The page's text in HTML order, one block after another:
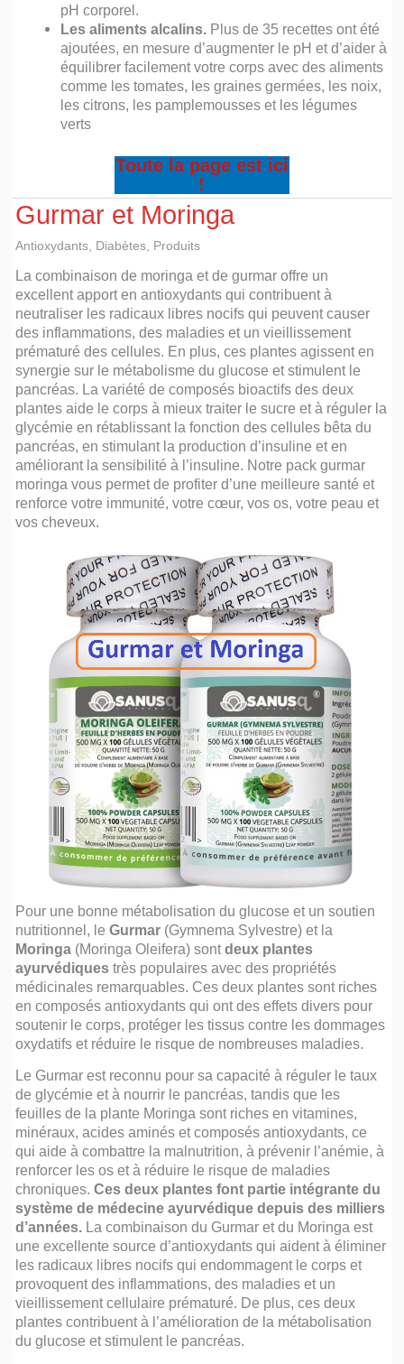
pH corporel.
Les aliments alcalins.Plus de 35 recettes ont été
ajoutées, en mesure d’augmenter le pH et d’aider à
équilibrer facilement votre corps avec des aliments
comme les tomates, les graines germées, les noix,
les citrons, les pamplemousses et les légumes
verts
Toute la page est ici
!
Gurmar et Moringa
Antioxydants Diabètes Produits
La combinaison de moringa et de gurmar offre un
excellent apport en antioxydants qui contribuent à
neutraliser les radicaux libres nocifs qui peuvent causer
des inflammations, des maladies et un vieillissement
prématuré des cellules. En plus, ces plantes agissent en
synergie sur le métabolisme du glucose et stimulent le
pancréas. La variété de composés bioactifs des deux
plantes aide le corps à mieux traiter le sucre et à réguler la
glycémie en rétablissant la fonction des cellules bêta du
pancréas, en stimulant la production d’insuline et en
améliorant la sensibilité à l’insuline. Notre pack gurmar
moringa vous permet de profiter d’une meilleure santé et
renforce votre immunité, votre cœur, vos os, votre peau et
vos cheveux.
Pour une bonne métabolisation du glucose et un soutien
nutritionnel, leGurmar (Gymnema Sylvestre) et la
Moringa (Moringa Oleifera) sontdeux plantes
ayurvédiques très populaires avec des propriétés
médicinales remarquables. Ces deux plantes sont riches
en composés antioxydants qui ont des effets divers pour
soutenir le corps, protéger les tissus contre les dommages
oxydatifs et réduire le risque de nombreuses maladies.
Le Gurmar est reconnu pour sa capacité à réguler le taux
de glycémie et à nourrir le pancréas, tandis que les
feuilles de la plante Moringa sont riches en vitamines,
minéraux, acides aminés et composés antioxydants, ce
qui aide à combattre la malnutrition, à prévenir l’anémie, à
renforcer les os et à réduire le risque de maladies
chroniques.Ces deux plantes font partie intégrante du
système de médecine ayurvédique depuis des milliers
d’années. La combinaison du Gurmar et du Moringa est
une excellente source d’antioxydants qui aident à éliminer
les radicaux libres nocifs qui endommagent le corps et
provoquent des inflammations, des maladies et un
vieillissement cellulaire prématuré. De plus, ces deux
plantes contribuent à l’amélioration de la métabolisation
du glucose et stimulent le pancréas.